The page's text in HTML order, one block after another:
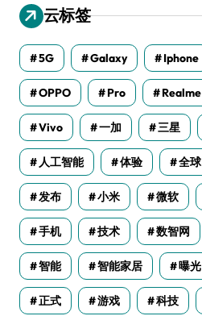
云标签
5G Galaxy Iphone
OPPO Pro Realme
Vivo 一加 三星
人工智能 体验 全球
发布 小米 微软
手机 技术 数智网
智能 智能家居 曝光
正式 游戏 科技